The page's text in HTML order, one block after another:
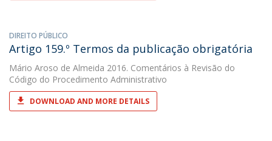
DIREITO PÚBLICO
Artigo 159.º Termos da publicação obrigatória
Mário Aroso de Almeida 2016. Comentários à Revisão do
Código do Procedimento Administrativo
DOWNLOAD AND MORE DETAILS